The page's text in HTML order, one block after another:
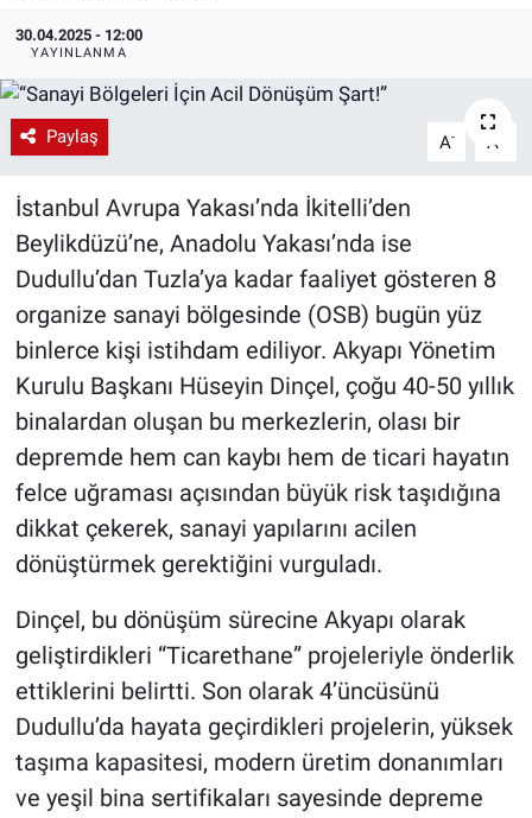
30.04.2025 - 12:00
YAYINLANMA
Paylaş A- A
İstanbul Avrupa Yakası’nda İkitelli’den
Beylikdüzü’ne, Anadolu Yakası’nda ise
Dudullu’dan Tuzla’ya kadar faaliyet gösteren 8
organize sanayi bölgesinde (OSB) bugün yüz
binlerce kişi istihdam ediliyor. Akyapı Yönetim
Kurulu Başkanı Hüseyin Dinçel, çoğu 40-50 yıllık
binalardan oluşan bu merkezlerin, olası bir
depremde hem can kaybı hem de ticari hayatın
felce uğraması açısından büyük risk taşıdığına
dikkat çekerek, sanayi yapılarını acilen
dönüştürmek gerektiğini vurguladı.
Dinçel, bu dönüşüm sürecine Akyapı olarak
geliştirdikleri “Ticarethane” projeleriyle önderlik
ettiklerini belirtti. Son olarak 4’üncüsünü
Dudullu’da hayata geçirdikleri projelerin, yüksek
taşıma kapasitesi, modern üretim donanımları
ve yeşil bina sertifikaları sayesinde depreme
Ağır Sanayi Çözümleri